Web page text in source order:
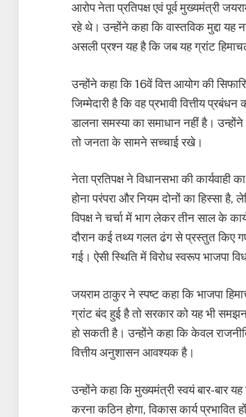
आरोप नेता प्रतिपक्ष एवं पूर्व मुख्यमंत्री
रहे थे। उन्होंने कहा कि वास्तविक मुद्दा
असली प्रश्न यह है कि जब यह ग्रांट
उन्होंने कहा कि 16वें वित्त आयोग की
जिम्मेदारी है कि वह प्रभावी वित्तीय
डालना समस्या का समाधान नहीं है।
तो जनता के सामने सच्चाई रखे।
नेता प्रतिपक्ष ने विधानसभा की
होना परंपरा और नियम दोनों का हिस्सा
विपक्ष ने चर्चा में भाग लेकर तीन साल के
दौरान कई तथ्य गलत ढंग से प्रस्तुत किए
गई। ऐसी स्थिति में विरोध स्वरूप भाजपा
जयराम ठाकुर ने स्पष्ट कहा कि भाजपा
ग्रांट बंद हुई है तो सरकार को यह भी
हो सकती है। उन्होंने कहा कि केवल
वित्तीय अनुशासन आवश्यक है।
उन्होंने कहा कि मुख्यमंत्री स्वयं बार-बार
करना कठिन होगा, विकास कार्य